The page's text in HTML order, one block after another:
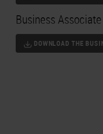
Business
DOWNLOAD THE